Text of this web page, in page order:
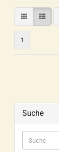
1
Suche